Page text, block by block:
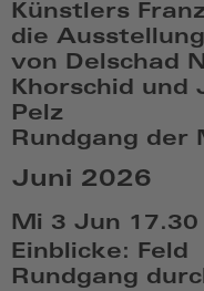
2026,
15:05
Künstlers
die
von Delschad
Khorschid und
Pelz
Rundgang der
So,
Mai
31
2026,
15:05
Juni 2026
Mi 3 Jun 17.30
Einblicke: Feld
Rundgang